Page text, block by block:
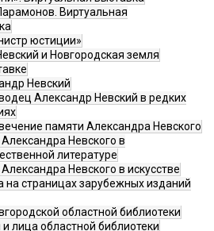
Виртуальная
юстиции»
и Новгородская земля
Невский
Александр Невский в редких
памяти Александра Невского
Невского в
литературе
Невского в искусстве
на страницах зарубежных изданий
областной библиотеки
лица областной библиотеки